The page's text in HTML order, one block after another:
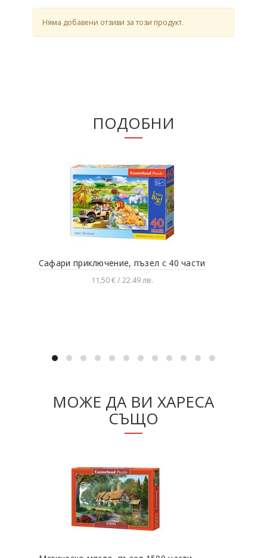
Няма добавени отзиви за този продукт.
ПОДОБНИ
Сафари приключение, пъзел с 40 части
11,50 € / 22.49 лв.
МОЖЕ ДА ВИ ХАРЕСА
СЪЩО